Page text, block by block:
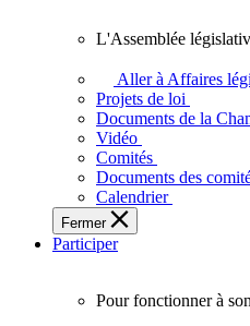
l'Ontario.
législative
adopte
touchent
vie
des
Ontariennes
Ontariens.
L'Assemblée
Aller à Affaires
Projets de loi
Documents de la
Vidéo
Comités
Documents des
Calendrier
Fermer
Participer
Pour fonctionner à